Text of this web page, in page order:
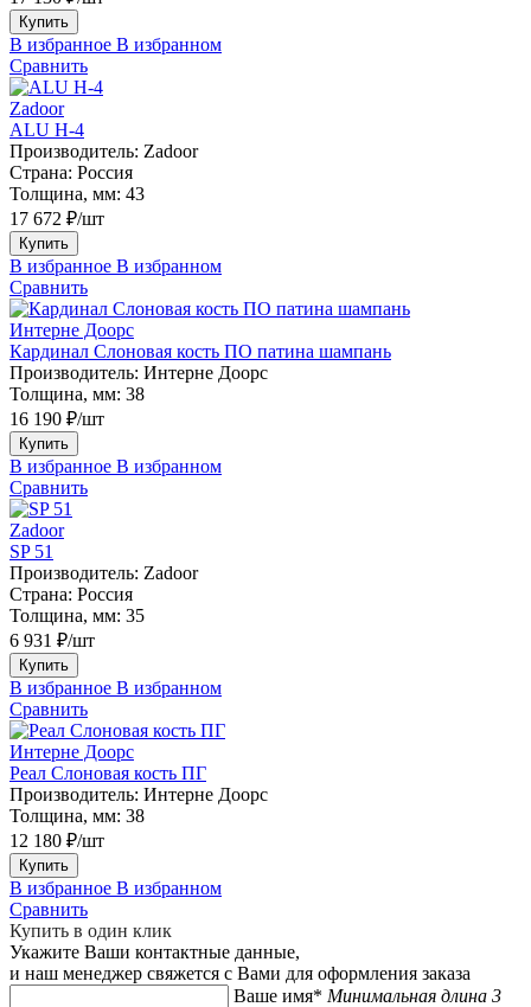
Купить
В избранное В избранном
Сравнить
Zadoor
ALU H-4
Производитель: Zadoor
Страна: Россия
Толщина, мм: 43
17 672 ₽/шт
Купить
В избранное В избранном
Сравнить
Интерне Доорс
Кардинал Слоновая кость ПО патина шампань
Производитель: Интерне Доорс
Толщина, мм: 38
16 190 ₽/шт
Купить
В избранное В избранном
Сравнить
Zadoor
SP 51
Производитель: Zadoor
Страна: Россия
Толщина, мм: 35
6 931 ₽/шт
Купить
В избранное В избранном
Сравнить
Интерне Доорс
Реал Слоновая кость ПГ
Производитель: Интерне Доорс
Толщина, мм: 38
12 180 ₽/шт
Купить
В избранное В избранном
Сравнить
Купить в один клик
Укажите Ваши контактные данные,
и наш менеджер свяжется с Вами для оформления заказа
Ваше имя* Минимальная длина 3